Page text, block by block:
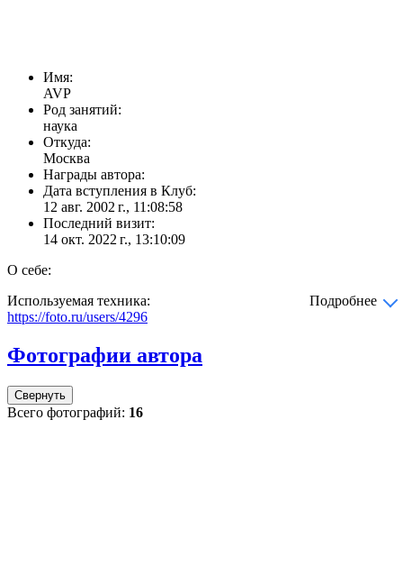
Имя:
AVP
Род занятий:
наука
Откуда:
Москва
Награды автора:
Дата вступления в Клуб:
12 авг. 2002 г., 11:08:58
Последний визит:
14 окт. 2022 г., 13:10:09
О себе:
Используемая техника:
Подробнее
https://foto.ru/users/4296
Фотографии автора
Свернуть
Всего фотографий: 16